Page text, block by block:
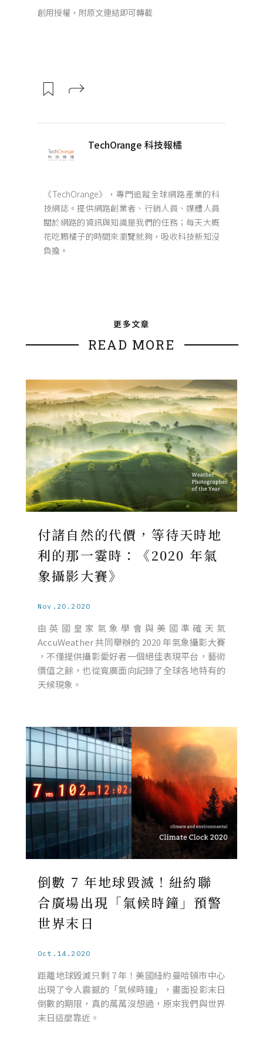
創用授權，附原文連結即可轉載
TechOrange 科技報橘
《TechOrange》，專門追蹤全球網路產業的科
技網誌。提供網路創業者、行銷人員、媒體人員
關於網路的資訊與知識是我們的任務；每天大概
花吃顆橘子的時間來瀏覽就夠，吸收科技新知沒
負擔。
更多文章
READ MORE
付諸自然的代價，等待天時地
利的那一霎時：《2020 年氣
象攝影大賽》
Nov.20.2020
由英國皇家氣象學會與美國準確天氣
AccuWeather 共同舉辦的 2020 年氣象攝影大賽
，不僅提供攝影愛好者一個絕佳表現平台，藝術
價值之餘，也從寬廣面向記錄了全球各地特有的
天候現象。
倒數 7 年地球毀滅！紐約聯
合廣場出現「氣候時鐘」預警
世界末日
Oct.14.2020
距離地球毀滅只剩 7 年！美國紐約曼哈頓市中心
出現了令人震撼的「氣候時鐘」，畫面投影末日
倒數的期限，真的萬萬沒想過，原來我們與世界
末日這麼靠近。